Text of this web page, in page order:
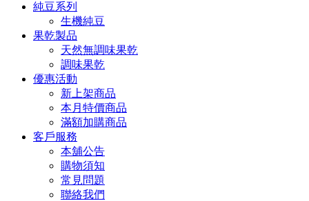
純豆系列
生機純豆
果乾製品
天然無調味果乾
調味果乾
優惠活動
新上架商品
本月特價商品
滿額加購商品
客戶服務
本舖公告
購物須知
常見問題
聯絡我們